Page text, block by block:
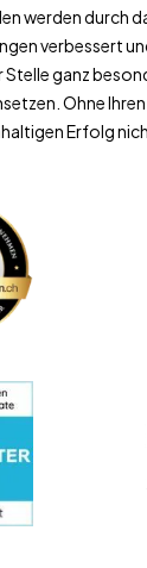
werden durch
verbessert
Stelle ganz
Ohne
Erfolg